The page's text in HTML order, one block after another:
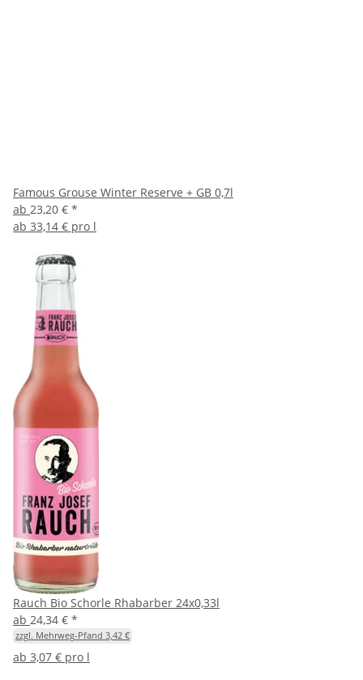
Famous Grouse Winter Reserve + GB 0,7l
ab 23,20 € *
ab 33,14 € pro l
Rauch Bio Schorle Rhabarber 24x0,33l
ab 24,34 € *
zzgl. Mehrweg-Pfand 3,42 €
ab 3,07 € pro l